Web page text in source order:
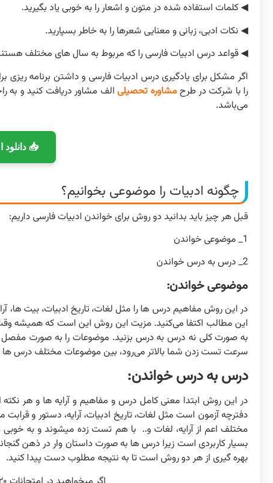
◀ کلمات استفاده شده در متون و اشعار را به خوبی یاد بگیرید.
◀ نکات ادبی، زبانی و معنایی شعرها را به خاطر بسپارید.
◀ قواعد درس ادبیات فارسی را که مربوط به سال های مختلف هستند
اگر مشکل برای یادگیری درس ادبیات فارسی و داشتن برنامه
را با شرکت در طرحمشاوره تحصیلیالف مشاور دریافت کنید و به
می‌باشد.
📥
چگونه ادبیات را موضوعی بخوانیم؟
قبل هر چیز باید بدانید دو روش برای خواندن ادبیات فارسی داریم:
1_ موضوعی خواندن
2_ درس به درس خواندن
موضوعی خواندن:
در این روش مفاهیم درس ها را مثل لغات، تاریخ ادبیات، بیت ها،
این مطالب اکتفا می‌کنید. مزیت این روش این است که همیشه
به صورت کلی نه درس به درس بزنید. موضوعات را به صورت
سرعت تست زدن شما بالاتر می‌رود، بین موضوعات مختلف درس ها
درس به درس خواندن:
در این روش ابتدا معنی کامل درس و مفاهیم و آرایه ها و هر
دفترچه آزمون است مثل لغات، تاریخ ادبیات، آرایه، دستور و
مختلف اعم از آرایه، لغات و.. با هم تست زده میشوند و به
بسیار کاربردی است زیرا درس ها به صورت داستان وار در ذهن
بهره گیری از هر دو روش است تا به نتیجه مطلوب دست پیدا کنید.